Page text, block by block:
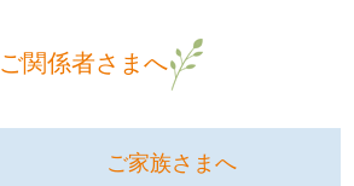
ご関係者さまへ
ご家族さまへ